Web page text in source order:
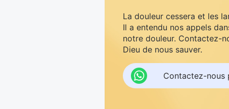
La douleur cessera et les
Il a entendu nos appels
notre douleur. Contactez-
Dieu de nous sauver.
Contactez-nous